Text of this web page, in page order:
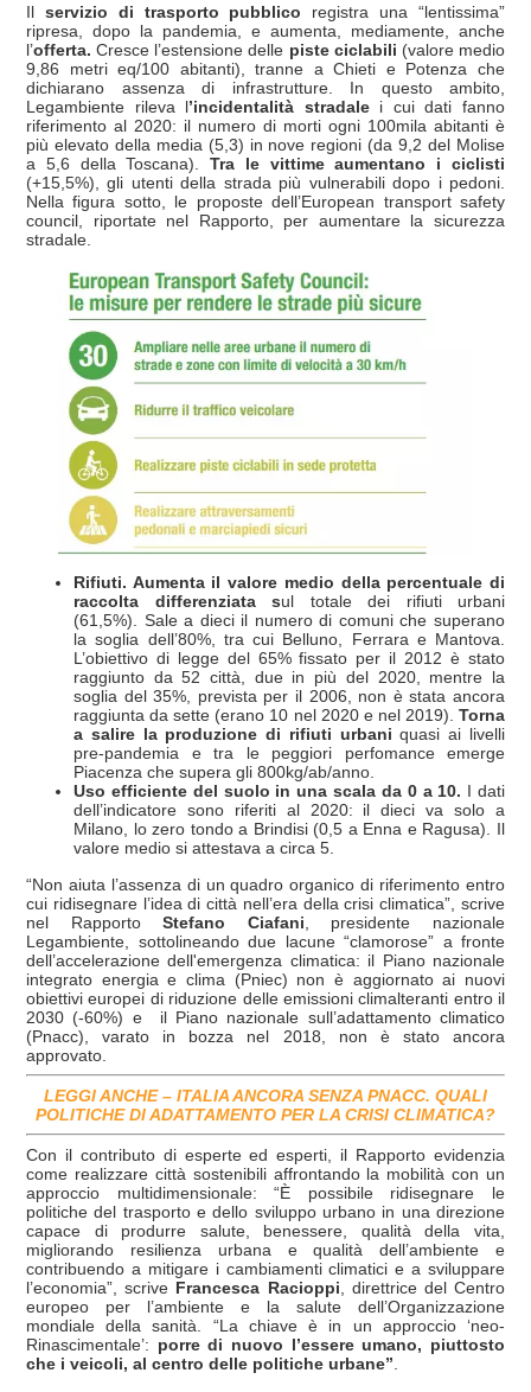
Il servizio di trasporto pubblico registra una “lentissima”
ripresa, dopo la pandemia, e aumenta, mediamente, anche
l’offerta. Cresce l’estensione delle piste ciclabili (valore medio
9,86 metri eq/100 abitanti), tranne a Chieti e Potenza che
dichiarano assenza di infrastrutture. In questo ambito,
Legambiente rileva l’incidentalità stradalei cui dati fanno
riferimento al 2020: il numero di morti ogni 100mila abitanti è
più elevato della media (5,3) in nove regioni (da 9,2 del Molise
a 5,6 della Toscana).Tra le vittime aumentano i ciclisti
(+15,5%), gli utenti della strada più vulnerabili dopo i pedoni.
Nella figura sotto, le proposte dell’European transport safety
council, riportate nel Rapporto, per aumentare la sicurezza
stradale.
Rifiuti. Aumenta il valore medio della percentuale di
raccolta differenziata sul totale dei rifiuti urbani
(61,5%). Sale a dieci il numero di comuni che superano
la soglia dell’80%, tra cui Belluno, Ferrara e Mantova.
L’obiettivo di legge del 65% fissato per il 2012 è stato
raggiunto da 52 città, due in più del 2020, mentre la
soglia del 35%, prevista per il 2006, non è stata ancora
raggiunta da sette (erano 10 nel 2020 e nel 2019). Torna
a salire la produzione di rifiuti urbani quasi ai livelli
pre-pandemia e tra le peggiori perfomance emerge
Piacenza che supera gli 800kg/ab/anno.
Uso efficiente del suolo in una scala da 0 a 10. I dati
dell’indicatore sono riferiti al 2020: il dieci va solo a
Milano, lo zero tondo a Brindisi (0,5 a Enna e Ragusa). Il
valore medio si attestava a circa 5.
“Non aiuta l’assenza di un quadro organico di riferimento entro
cui ridisegnare l’idea di città nell’era della crisi climatica”, scrive
nel RapportoStefano Ciafani , presidente nazionale
Legambiente, sottolineando due lacune “clamorose” a fronte
dell’accelerazione dell'emergenza climatica: il Piano nazionale
integrato energia e clima (Pniec) non è aggiornato ai nuovi
obiettivi europei di riduzione delle emissioni climalteranti entro il
2030 (-60%) e il Piano nazionale sull’adattamento climatico
(Pnacc), varato in bozza nel 2018, non è stato ancora
approvato.
LEGGI ANCHE – ITALIA ANCORA SENZA PNACC. QUALI
POLITICHE DI ADATTAMENTO PER LA CRISI CLIMATICA?
Con il contributo di esperte ed esperti, il Rapporto evidenzia
come realizzare città sostenibili affrontando la mobilità con un
approccio multidimensionale: “È possibile ridisegnare le
politiche del trasporto e dello sviluppo urbano in una direzione
capace di produrre salute, benessere, qualità della vita,
migliorando resilienza urbana e qualità dell’ambiente e
contribuendo a mitigare i cambiamenti climatici e a sviluppare
l’economia”, scrive Francesca Racioppi , direttrice del Centro
europeo per l’ambiente e la salute dell’Organizzazione
mondiale della sanità. “La chiave è in un approccio ‘neo-
Rinascimentale’: porre di nuovo l’essere umano, piuttosto
che i veicoli, al centro delle politiche urbane”